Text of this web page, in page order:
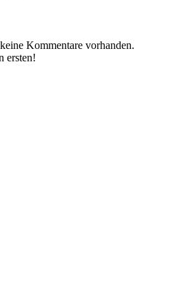
Kommentare vorhanden.
ersten!